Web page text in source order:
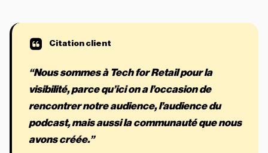
“Nous sommes à Tech for Retail pour la
visibilité, parce qu’ici on a l’occasion de
rencontrer notre audience, l’audience du
podcast, mais aussi la communauté que nous
avons créée.”